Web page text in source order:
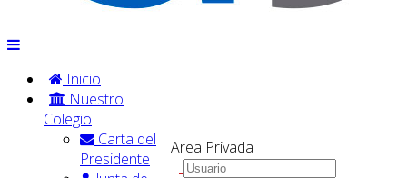
Area Privada
Inicio
Nuestro
Colegio
Carta del
Presidente